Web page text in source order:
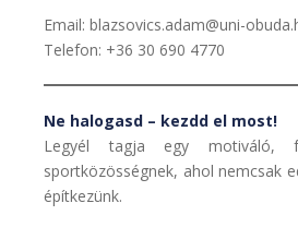
Email: blazsovics.adam@uni-
Telefon: +36 30 690 4770
Ne halogasd – kezdd el most!
Legyél tagja egy motiváló,
sportközösségnek, ahol nemcsak
építkezünk.